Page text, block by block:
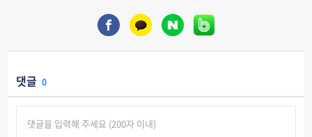
댓글 0